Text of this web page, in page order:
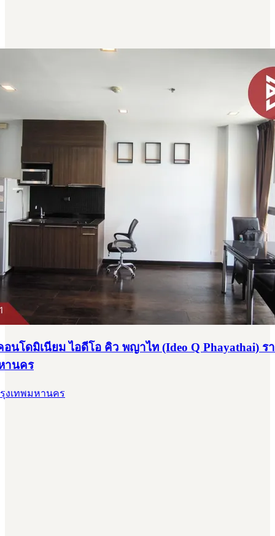
อนโดมิเนียม ไอดีโอ คิว พญาไท (Ideo Q Phayathai) ร
านคร
งเทพมหานคร